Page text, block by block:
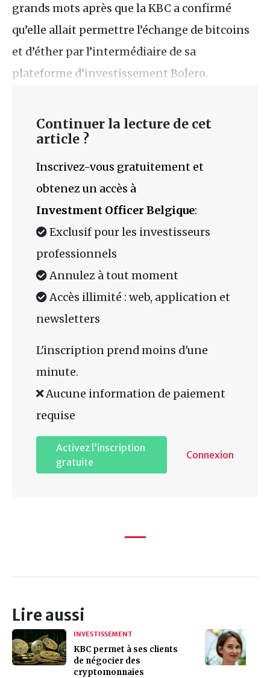
grands mots après que la KBC a confirmé
qu’elle allait permettre l’échange de bitcoins
et d’éther par l’intermédiaire de sa
plateforme d’investissement Bolero.
Continuer la lecture de cet
article ?
Inscrivez-vous gratuitement et
obtenez un accès à
Investment Officer Belgique:
Exclusif pour les investisseurs
professionnels
Annulez à tout moment
Accès illimité : web, application et
newsletters
L'inscription prend moins d'une
minute.
Aucune information de paiement
requise
Activez l’inscription
gratuite
Connexion
Lire aussi
INVESTISSEMENT
KBC permet à ses clients
de négocier des
cryptomonnaies